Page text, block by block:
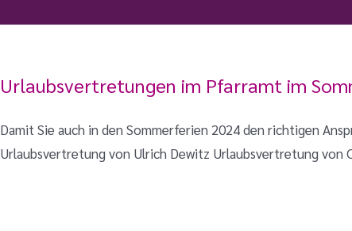
Urlaubsvertretungen im Pfarramt im
Damit Sie auch in den Sommerferien 2024 den richtigen
Urlaubsvertretung von Ulrich Dewitz Urlaubsvertretung von